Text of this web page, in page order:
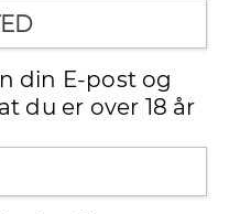
din E-post og
du er over 18 år